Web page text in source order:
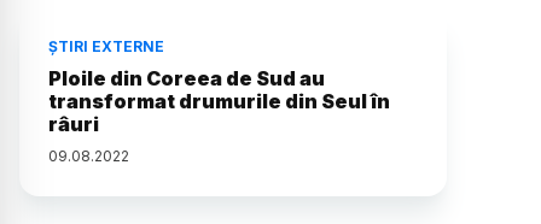
ȘTIRI EXTERNE
Ploile din Coreea de Sud au
transformat drumurile din Seul în
râuri
09.08.2022